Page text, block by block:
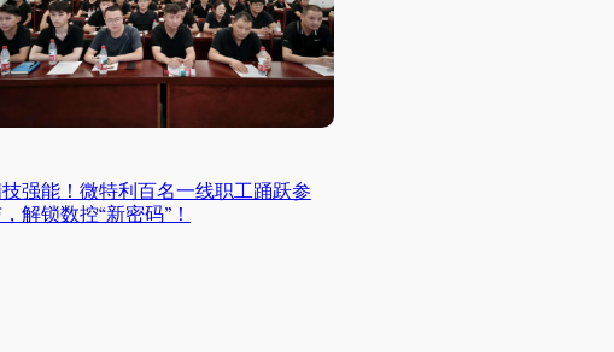
强能！微特利百名一线职工踊跃参
解锁数控“新密码”！